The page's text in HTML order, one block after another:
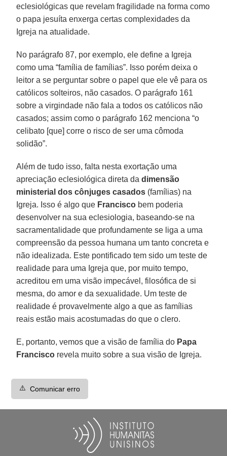
eclesiológicas que revelam fragilidade na forma como
o papa jesuíta enxerga certas complexidades da
Igreja na atualidade.
No parágrafo 87, por exemplo, ele define a Igreja
como uma “família de famílias”. Isso porém deixa o
leitor a se perguntar sobre o papel que ele vê para os
católicos solteiros, não casados. O parágrafo 161
sobre a virgindade não fala a todos os católicos não
casados; assim como o parágrafo 162 menciona “o
celibato [que] corre o risco de ser uma cômoda
solidão”.
Além de tudo isso, falta nesta exortação uma
apreciação eclesiológica direta dadimensão
ministerial dos cônjuges casados (famílias) na
Igreja. Isso é algo que Francisco bem poderia
desenvolver na sua eclesiologia, baseando-se na
sacramentalidade que profundamente se liga a uma
compreensão da pessoa humana um tanto concreta e
não idealizada. Este pontificado tem sido um teste de
realidade para uma Igreja que, por muito tempo,
acreditou em uma visão impecável, filosófica de si
mesma, do amor e da sexualidade. Um teste de
realidade é provavelmente algo a que as famílias
reais estão mais acostumadas do que o clero.
E, portanto, vemos que a visão de família do Papa
Francisco revela muito sobre a sua visão de Igreja.
⚠️ Comunicar erro